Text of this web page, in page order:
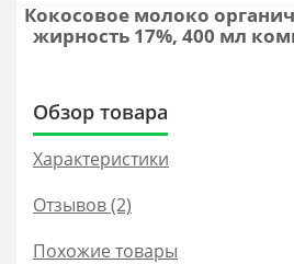
Кокосовое молоко
жирность 17%, 400 мл
Обзор товара
Характеристики
Отзывов (2)
Похожие товары